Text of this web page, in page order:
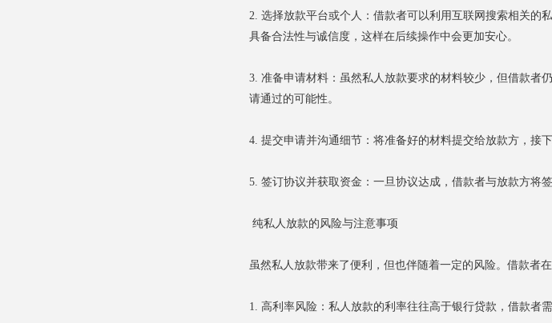
2. 选择放款平台或个人：借款者可以利用互联网搜索相关的
具备合法性与诚信度，这样在后续操作中会更加安心。
3. 准备申请材料：虽然私人放款要求的材料较少，但借款者
请通过的可能性。
4. 提交申请并沟通细节：将准备好的材料提交给放款方，接
5. 签订协议并获取资金：一旦协议达成，借款者与放款方将
纯私人放款的风险与注意事项
虽然私人放款带来了便利，但也伴随着一定的风险。借款者
1. 高利率风险：私人放款的利率往往高于银行贷款，借款者